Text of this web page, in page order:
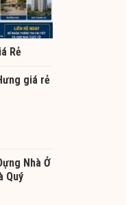
Rẻ
giá rẻ
Nhà Ở
Quý